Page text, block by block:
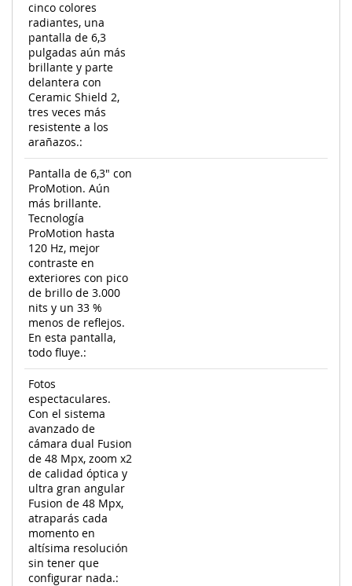
cinco colores
radiantes, una
pantalla de 6,3
pulgadas aún más
brillante y parte
delantera con
Ceramic Shield 2,
tres veces más
resistente a los
arañazos.:
Pantalla de 6,3" con
ProMotion. Aún
más brillante.
Tecnología
ProMotion hasta
120 Hz, mejor
contraste en
exteriores con pico
de brillo de 3.000
nits y un 33 %
menos de reflejos.
En esta pantalla,
todo fluye.:
Fotos
espectaculares.
Con el sistema
avanzado de
cámara dual Fusion
de 48 Mpx, zoom x2
de calidad óptica y
ultra gran angular
Fusion de 48 Mpx,
atraparás cada
momento en
altísima resolución
sin tener que
configurar nada.: